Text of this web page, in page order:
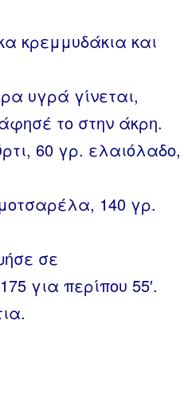
κρεμμυδάκια και
υγρά γίνεται,
το στην άκρη.
60 γρ. ελαιόλαδο,
140 γρ.
σε
για περίπου 55′.